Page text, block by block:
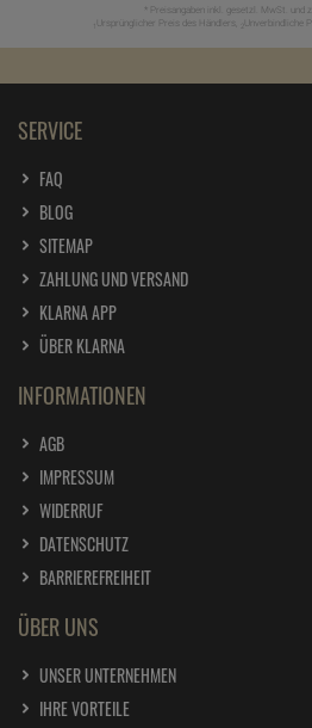
* Preisangaben inkl. gesetzl. MwSt. und
Ursprünglicher Preis des Händlers, Unverbindliche
SERVICE
FAQ
BLOG
SITEMAP
ZAHLUNG UND VERSAND
KLARNA APP
ÜBER KLARNA
INFORMATIONEN
AGB
IMPRESSUM
WIDERRUF
DATENSCHUTZ
BARRIEREFREIHEIT
ÜBER UNS
UNSER UNTERNEHMEN
IHRE VORTEILE